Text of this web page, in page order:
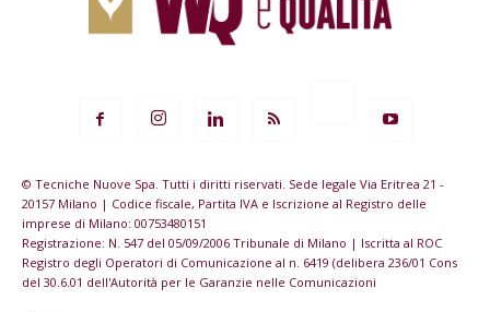
© Tecniche Nuove Spa. Tutti i diritti riservati. Sede legale Via Eritrea 21 -
20157 Milano | Codice fiscale, Partita IVA e Iscrizione al Registro delle
imprese di Milano: 00753480151
Registrazione: N. 547 del 05/09/2006 Tribunale di Milano | Iscritta al ROC
Registro degli Operatori di Comunicazione al n. 6419 (delibera 236/01 Cons
del 30.6.01 dell'Autorità per le Garanzie nelle Comunicazioni